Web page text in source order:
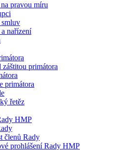
pravou míru
nařízení
záštitou primátora
primátora
řetěz
HMP
členů Rady
prohlášení Rady HMP